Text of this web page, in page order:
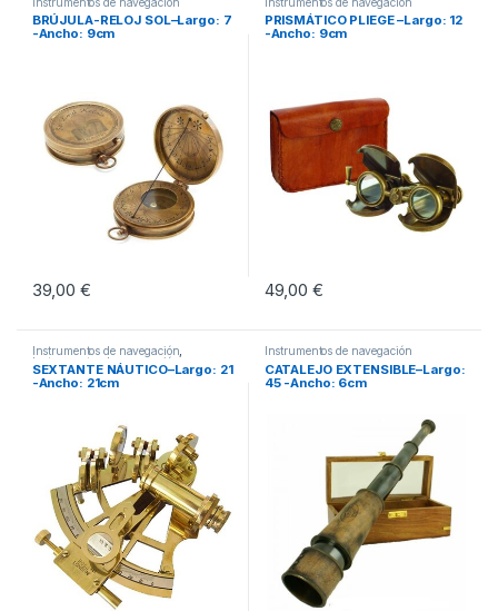
BRÚJULA-RELOJ SOL–Largo: 7
-Ancho: 9cm
39,00 €
PRISMÁTICO PLIEGE –Largo: 12
-Ancho: 9cm
49,00 €
Instrumentos de navegación,
Instrumentos de navegación
SEXTANTE NÁUTICO–Largo: 21
-Ancho: 21cm
Instrumentos de navegación
CATALEJO EXTENSIBLE–Largo:
45 -Ancho: 6cm